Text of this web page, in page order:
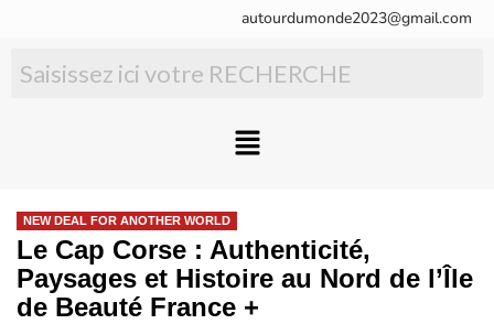
autourdumonde2023@gmail.com
NEW DEAL FOR ANOTHER WORLD
Le Cap Corse : Authenticité,
Paysages et Histoire au Nord de l’Île
de Beauté France +